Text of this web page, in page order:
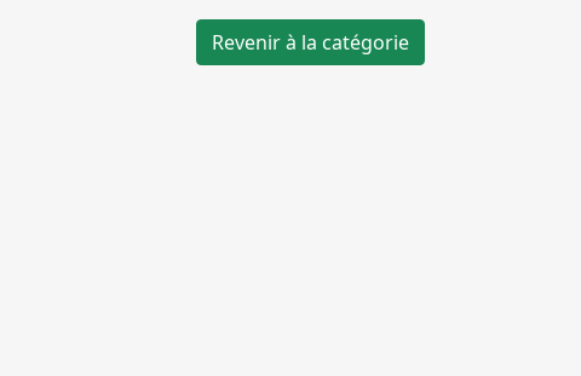
Revenir à la catégorie